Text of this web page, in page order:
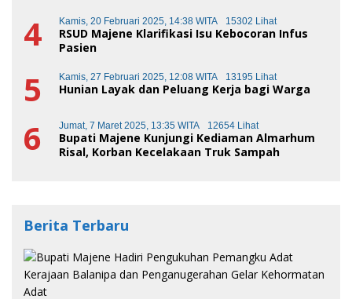
4 Kamis, 20 Februari 2025, 14:38 WITA 15302 Lihat
RSUD Majene Klarifikasi Isu Kebocoran Infus
Pasien
5 Kamis, 27 Februari 2025, 12:08 WITA 13195 Lihat
Hunian Layak dan Peluang Kerja bagi Warga
6 Jumat, 7 Maret 2025, 13:35 WITA 12654 Lihat
Bupati Majene Kunjungi Kediaman Almarhum
Risal, Korban Kecelakaan Truk Sampah
Berita Terbaru